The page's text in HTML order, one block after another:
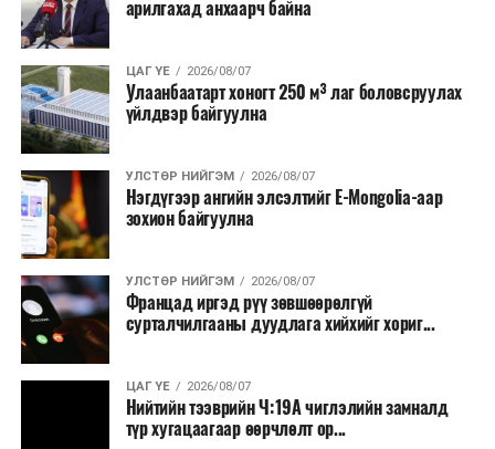
арилгахад анхаарч байна
ЦАГ ҮЕ 2026/08/07
Улаанбаатарт хоногт 250 м³ лаг боловсруулах
үйлдвэр байгуулна
УЛСТӨР НИЙГЭМ 2026/08/07
Нэгдүгээр ангийн элсэлтийг E-Mongolia-аар
зохион байгуулна
УЛСТӨР НИЙГЭМ 2026/08/07
Францад иргэд рүү зөвшөөрөлгүй
сурталчилгааны дуудлага хийхийг хориг...
ЦАГ ҮЕ 2026/08/07
Нийтийн тээврийн Ч:19А чиглэлийн замналд
түр хугацаагаар өөрчлөлт ор...